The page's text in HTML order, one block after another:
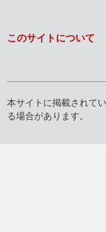
このサイトについて
本サイトに掲載されて
る場合があります。